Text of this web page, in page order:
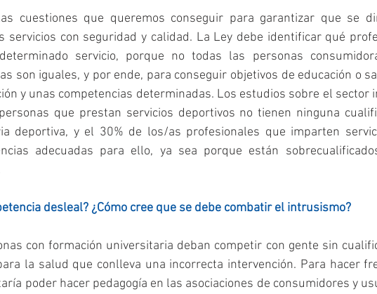
cuestiones que queremos conseguir para garantizar que se
servicios con seguridad y calidad. La Ley debe identificar qué
servicio, porque no todas las personas
son iguales, y por ende, para conseguir objetivos de educación o
y unas competencias determinadas. Los estudios sobre el sector
que prestan servicios deportivos no tienen ninguna
deportiva, y el 30% de los/as profesionales que imparten
adecuadas para ello, ya sea porque están
desleal? ¿Cómo cree que se debe combatir el intrusismo?
con formación universitaria deban competir con gente sin
la salud que conlleva una incorrecta intervención. Para hacer
poder hacer pedagogía en las asociaciones de consumidores y